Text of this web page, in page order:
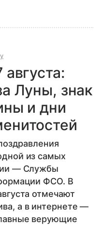
Луны, знак
и дни
из самых
— Службы
ФСО. В
отмечают
а в интернете —
верующие